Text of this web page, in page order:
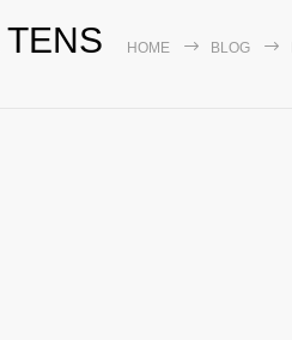
HOME BLOG